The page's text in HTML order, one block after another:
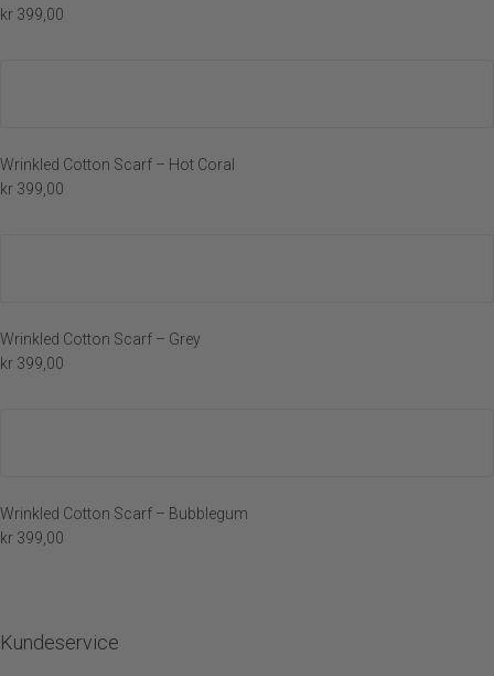
kr 399,00
Wrinkled Cotton Scarf – Hot Coral
kr 399,00
Wrinkled Cotton Scarf – Grey
kr 399,00
Wrinkled Cotton Scarf – Bubblegum
kr 399,00
Kundeservice